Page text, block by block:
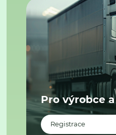
Pro výrobce
Registrace